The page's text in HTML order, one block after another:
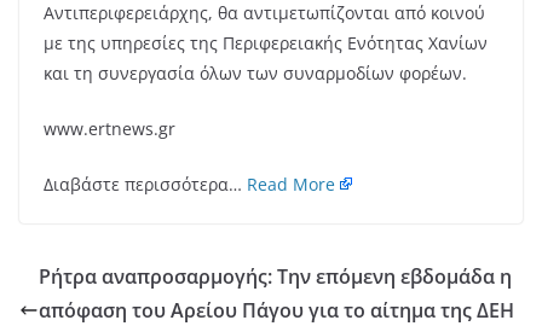
Αντιπεριφερειάρχης, θα αντιμετωπίζονται από κοινού
με της υπηρεσίες της Περιφερειακής Ενότητας Χανίων
και τη συνεργασία όλων των συναρμοδίων φορέων.
www.ertnews.gr
Διαβάστε περισσότερα… Read More
Ρήτρα αναπροσαρμογής: Την επόμενη εβδομάδα η
απόφαση του Αρείου Πάγου για το αίτημα της ΔΕΗ